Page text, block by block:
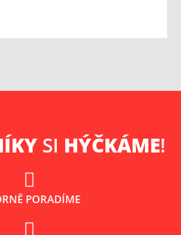
SI HÝČKÁME!
PORADÍME